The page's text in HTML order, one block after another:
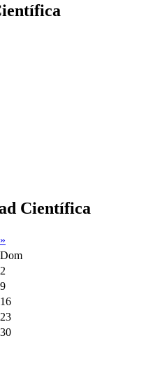
Científica
»
Dom
2
9
16
23
30